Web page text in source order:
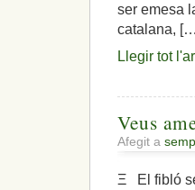
ser emesa
catalana,
Llegir tot
Veus
Afegit a
Ξ El fibló